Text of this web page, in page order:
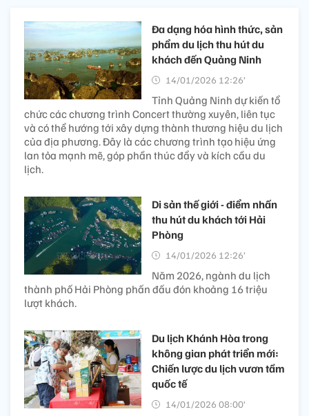
Đa dạng hóa hình thức, sản
phẩm du lịch thu hút du
khách đến Quảng Ninh
14/01/2026 12:26’
Tỉnh Quảng Ninh dự kiến tổ
chức các chương trình Concert thường xuyên, liên tục
và có thể hướng tới xây dựng thành thương hiệu du lịch
của địa phương. Đây là các chương trình tạo hiệu ứng
lan tỏa mạnh mẽ, góp phần thúc đẩy và kích cầu du
lịch.
Di sản thế giới - điểm nhấn
thu hút du khách tới Hải
Phòng
14/01/2026 12:26’
Năm 2026, ngành du lịch
thành phố Hải Phòng phấn đấu đón khoảng 16 triệu
lượt khách.
Du lịch Khánh Hòa trong
không gian phát triển mới:
Chiến lược du lịch vươn tầm
quốc tế
14/01/2026 08:00’